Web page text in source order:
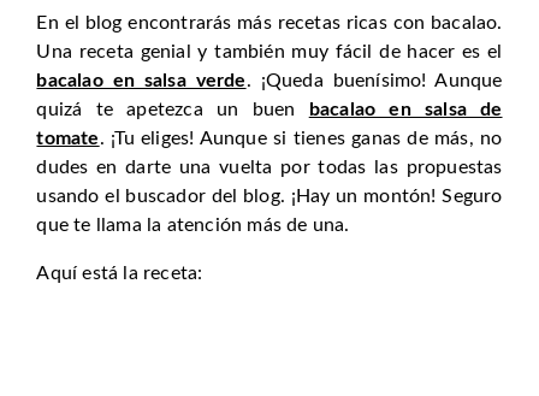
En el blog encontrarás más recetas ricas con bacalao.
Una receta genial y también muy fácil de hacer es el
bacalao en salsa verde. ¡Queda buenísimo! Aunque
quizá te apetezca un buen
bacalao en salsa de
tomate. ¡Tu eliges! Aunque si tienes ganas de más, no
dudes en darte una vuelta por todas las propuestas
usando el buscador del blog. ¡Hay un montón! Seguro
que te llama la atención más de una.
Aquí está la receta: